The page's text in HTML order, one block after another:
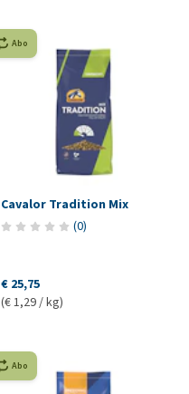
Abo
Cavalor Tradition Mix
(0)
€ 25,75
(€ 1,29 / kg)
Abo